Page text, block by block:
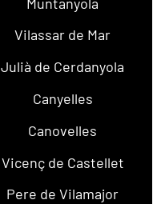
Vilassar de Mar
Julià de Cerdanyola
Canyelles
Canovelles
Vicenç de Castellet
Pere de Vilamajor